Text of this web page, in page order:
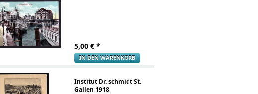
5,00 € *
IN DEN WARENKORB
Institut Dr. schmidt St.
Gallen 1918